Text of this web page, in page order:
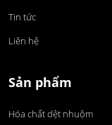
Tin tức
Liên hệ
Sản phẩm
Hóa chất dệt nhuộm